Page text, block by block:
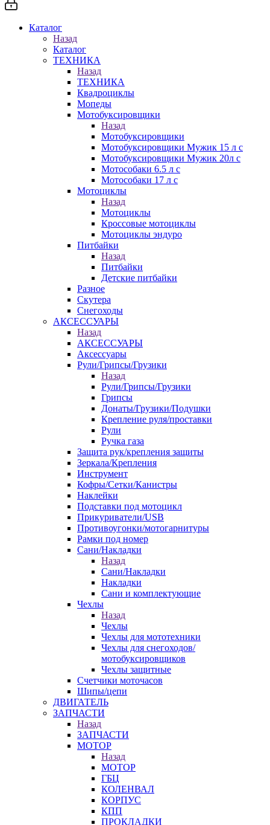
Каталог
Назад
Каталог
ТЕХНИКА
Назад
ТЕХНИКА
Квадроциклы
Мопеды
Мотобуксировщики
Назад
Мотобуксировщики
Мотобуксировщики Мужик 15 л с
Мотобуксировщики Мужик 20л с
Мотособаки 6.5 л с
Мотособаки 17 л с
Мотоциклы
Назад
Мотоциклы
Кроссовые мотоциклы
Мотоциклы эндуро
Питбайки
Назад
Питбайки
Детские питбайки
Разное
Скутера
Снегоходы
АКСЕССУАРЫ
Назад
АКСЕССУАРЫ
Аксессуары
Рули/Грипсы/Грузики
Назад
Рули/Грипсы/Грузики
Грипсы
Донаты/Грузики/Подушки
Крепление руля/проставки
Рули
Ручка газа
Защита рук/крепления защиты
Зеркала/Крепления
Инструмент
Кофры/Сетки/Канистры
Наклейки
Подставки под мотоцикл
Прикуриватели/USB
Противоугонки/мотогарнитуры
Рамки под номер
Сани/Накладки
Назад
Сани/Накладки
Накладки
Сани и комплектующие
Чехлы
Назад
Чехлы
Чехлы для мототехники
Чехлы для снегоходов/
мотобуксировщиков
Чехлы защитные
Счетчики моточасов
Шипы/цепи
ДВИГАТЕЛЬ
ЗАПЧАСТИ
Назад
ЗАПЧАСТИ
МОТОР
Назад
МОТОР
ГБЦ
КОЛЕНВАЛ
КОРПУС
КПП
ПРОКЛАДКИ